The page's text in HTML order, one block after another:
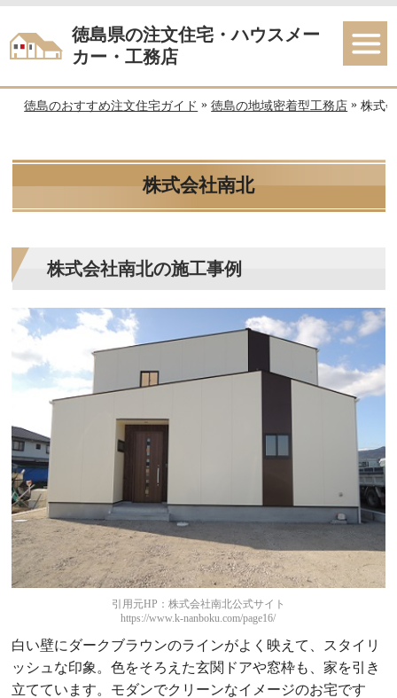
徳島県の注文住宅・ハウスメー
カー・工務店
徳島のおすすめ注文住宅ガイド »徳島の地域密着型工務店 »株式
株式会社南北
株式会社南北の施工事例
引用元HP：株式会社南北公式サイト
https://www.k-nanboku.com/page16/
白い壁にダークブラウンのラインがよく映えて、スタイリ
ッシュな印象。色をそろえた玄関ドアや窓枠も、家を引き
立てています。モダンでクリーンなイメージのお宅です